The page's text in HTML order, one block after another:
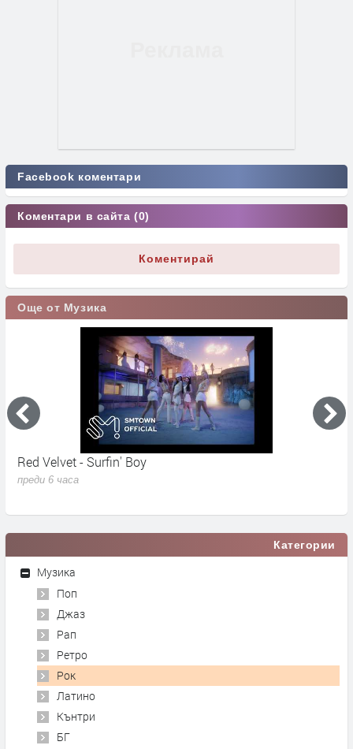
Facebook коментари
Коментари в сайта (0)
Коментирай
Още от Музика
Red Velvet - Surfin' Boy
преди 6 часа
Категории
Музика
Поп
Джаз
Рап
Ретро
Рок
Латино
Кънтри
БГ